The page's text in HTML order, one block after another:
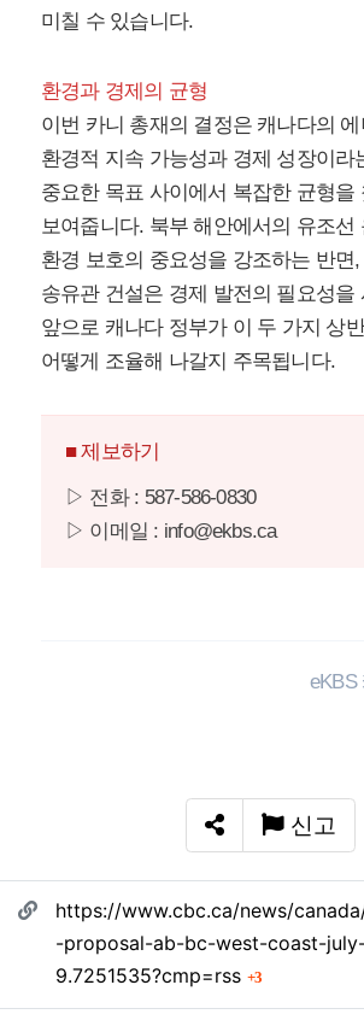
미칠 수 있습니다.
환경과 경제의 균형
이번 카니 총재의 결정은 캐나다의
환경적 지속 가능성과 경제 성장이라
중요한 목표 사이에서 복잡한 균형을
보여줍니다. 북부 해안에서의 유조선
환경 보호의 중요성을 강조하는 반면
송유관 건설은 경제 발전의 필요성을
앞으로 캐나다 정부가 이 두 가지 상
어떻게 조율해 나갈지 주목됩니다.
■ 제보하기
▷ 전화 : 587-586-0830
▷ 이메일 : info@ekbs.ca
eKBS
SNS 공유
신고
관련자료
https://www.cbc.ca/news/
-proposal-ab-bc-west-coast-
9.7251535?cmp=rss
3회 연결